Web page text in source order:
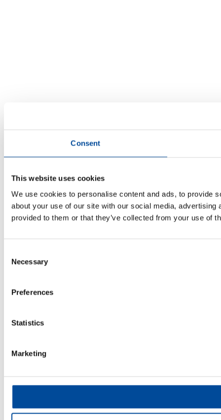
Consent
This website uses cookies
We use cookies to personalise content and ads, to provide
about your use of our site with our social media,
provided to them or that they’ve collected from your use of
Selection
Necessary
Preferences
Statistics
Marketing